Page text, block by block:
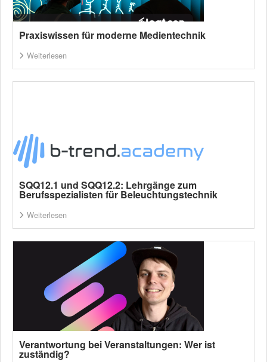
Praxiswissen für moderne Medientechnik
Weiterlesen
SQQ12.1 und SQQ12.2: Lehrgänge zum
Berufsspezialisten für Beleuchtungstechnik
Weiterlesen
Verantwortung bei Veranstaltungen: Wer ist
zuständig?